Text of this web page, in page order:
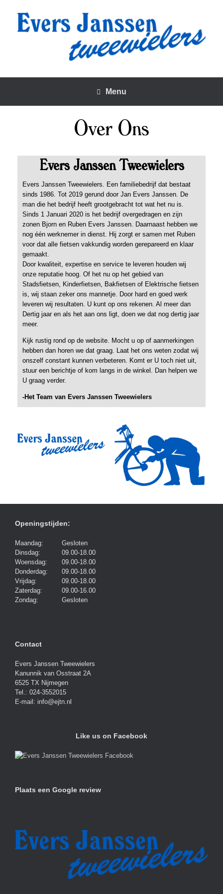
Menu
Over Ons
Evers Janssen Tweewielers
Evers Janssen Tweewielers. Een familiebedrijf dat bestaat
sinds 1986. Tot 2019 gerund door Jan Evers Janssen. De
man die het bedrijf heeft grootgebracht tot wat het nu is.
Sinds 1 Januari 2020 is het bedrijf overgedragen en zijn
zonen Bjorn en Ruben Evers Janssen. Daarnaast hebben we
nog één werknemer in dienst. Hij zorgt er samen met Ruben
voor dat alle fietsen vakkundig worden gerepareerd en klaar
gemaakt.
Door kwaliteit, expertise en service te leveren houden wij
onze reputatie hoog. Of het nu op het gebied van
Stadsfietsen, Kinderfietsen, Bakfietsen of Elektrische fietsen
is, wij staan zeker ons mannetje. Door hard en goed werk
leveren wij resultaten. U kunt op ons rekenen. Al meer dan
Dertig jaar en als het aan ons ligt, doen we dat nog dertig jaar
meer.
Kijk rustig rond op de website. Mocht u op of aanmerkingen
hebben dan horen we dat graag. Laat het ons weten zodat wij
onszelf constant kunnen verbeteren. Komt er U toch niet uit,
stuur een berichtje of kom langs in de winkel. Dan helpen we
U graag verder.
-Het Team van Evers Janssen Tweewielers
Openingstijden:
Maandag:
Gesloten
Dinsdag:
09.00-18.00
Woensdag:
09.00-18.00
Donderdag:
09.00-18.00
Vrijdag:
09.00-18.00
Zaterdag:
09.00-16.00
Zondag:
Gesloten
Contact
Evers Janssen Tweewielers
Kanunnik van Osstraat 2A
6525 TX Nijmegen
Tel.: 024-3552015
E-mail: info@ejtn.nl
Like us on Facebook
Plaats een Google review